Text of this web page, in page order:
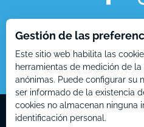
Mentions Légales – ES
Gestión de las
Este sitio web habilita las
herramientas de medición de
anónimas. Puede configurar su
ser informado de la existencia
cookies no almacenan ninguna
identificación personal.